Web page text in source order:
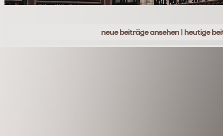
neue beiträge ansehen|heutige